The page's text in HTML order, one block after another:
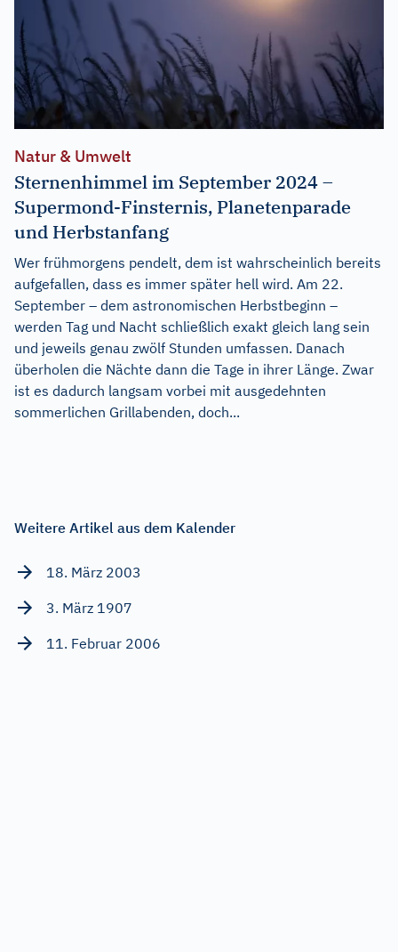
Natur & Umwelt
Sternenhimmel im September 2024 –
Supermond-Finsternis, Planetenparade
und Herbstanfang
Wer frühmorgens pendelt, dem ist wahrscheinlich bereits
aufgefallen, dass es immer später hell wird. Am 22.
September – dem astronomischen Herbstbeginn –
werden Tag und Nacht schließlich exakt gleich lang sein
und jeweils genau zwölf Stunden umfassen. Danach
überholen die Nächte dann die Tage in ihrer Länge. Zwar
ist es dadurch langsam vorbei mit ausgedehnten
sommerlichen Grillabenden, doch...
Weitere Artikel aus dem Kalender
18. März 2003
3. März 1907
11. Februar 2006